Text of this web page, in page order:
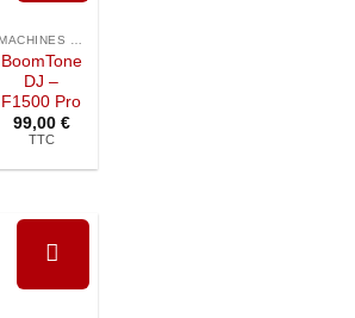
la liste de
souhaits
BoomTone
DJ –
F1500 Pro
99,00 €
TTC